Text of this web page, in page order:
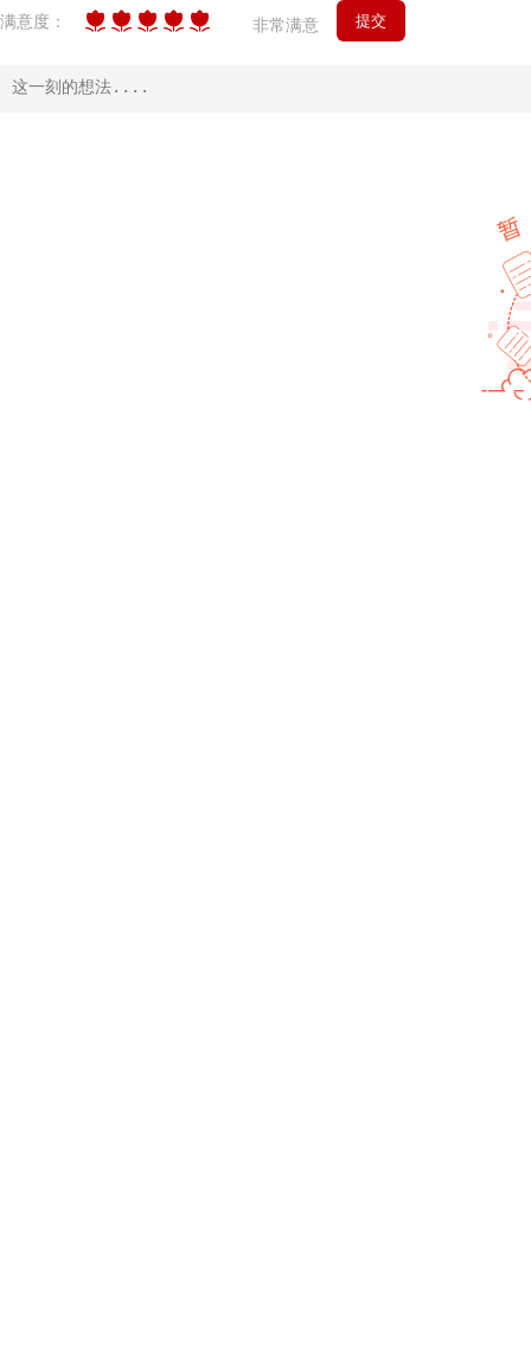
满意度： 非常满意